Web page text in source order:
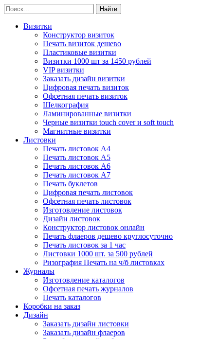
Визитки
Конструктор визиток
Печать визиток дешево
Пластиковые визитки
Визитки 1000 шт за 1450 рублей
VIP визитки
Заказать дизайн визитки
Цифровая печать визиток
Офсетная печать визиток
Шелкография
Ламинированные визитки
Черные визитки touch cover и soft touch
Магнитные визитки
Листовки
Печать листовок А4
Печать листовок А5
Печать листовок А6
Печать листовок А7
Печать буклетов
Цифровая печать листовок
Офсетная печать листовок
Изготовление листовок
Дизайн листовок
Конструктор листовок онлайн
Печать флаеров дешево круглосуточно
Печать листовок за 1 час
Листовки 1000 шт. за 500 рублей
Ризография Печать на ч/б листовках
Журналы
Изготовление каталогов
Офсетная печать журналов
Печать каталогов
Коробки на заказ
Дизайн
Заказать дизайн листовки
Заказать дизайн флаеров